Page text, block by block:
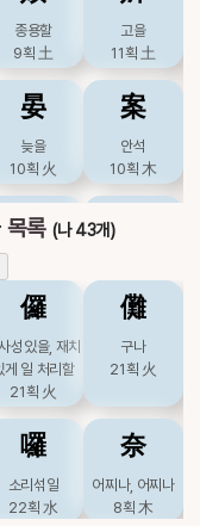
종용할
9획 土
고을
11획 土
晏
늦을
10획 火
案
안석
10획 木
眼
11획木
16획
鮟
아귀
17획 水
鴈
기러기
목록 (나 43개)
儸
성있을, 재치
게 일 처리할
21획 火
儺
구나
21획 火
囉
소리섞일
22획 水
奈
어찌나, 어찌나
8획 木